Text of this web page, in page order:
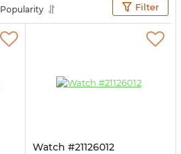
Popularity Filter
Watch #21126012